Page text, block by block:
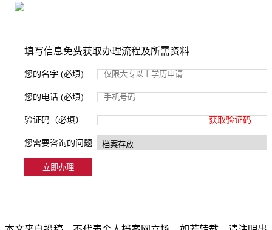
填写信息免费获取办理流程及所需资料
您的名字 (必填)
您的电话 (必填)
验证码（必填） 获取验证码
您需要咨询的问题